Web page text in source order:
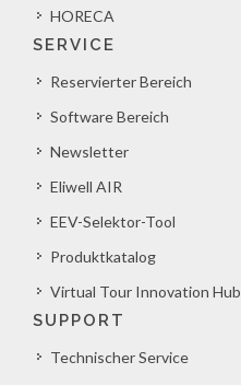
HORECA
SERVICE
Reservierter Bereich
Software Bereich
Newsletter
Eliwell AIR
EEV-Selektor-Tool
Produktkatalog
Virtual Tour Innovation Hub
SUPPORT
Technischer Service